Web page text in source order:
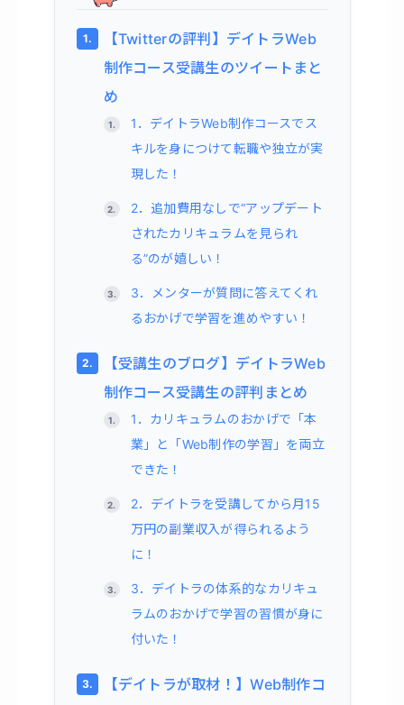
【Twitterの評判】デイトラWeb
制作コース受講生のツイートまと
め
1．デイトラWeb制作コースでス
キルを身につけて転職や独立が実
現した！
2．追加費用なしで“アップデート
されたカリキュラムを見られ
る”のが嬉しい！
3．メンターが質問に答えてくれ
るおかげで学習を進めやすい！
【受講生のブログ】デイトラWeb
制作コース受講生の評判まとめ
1．カリキュラムのおかげで「本
業」と「Web制作の学習」を両立
できた！
2．デイトラを受講してから月15
万円の副業収入が得られるよう
に！
3．デイトラの体系的なカリキュ
ラムのおかげで学習の習慣が身に
付いた！
【デイトラが取材！】Web制作コ